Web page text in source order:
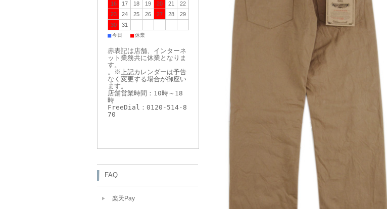
16
17 18 19 20 21
22
23
24 25 26 27 28
29
30
31
■今日 ■休業
赤表記は店舗、インターネ
ット業務共に休業となりま
す。
。※上記カレンダーは予告
なく変更する場合が御座い
ます。
店舗営業時間：10時～18
時
FreeDial：0120-514-8
70
FAQ
楽天Pay